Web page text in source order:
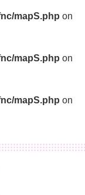
mapS.php on
mapS.php on
mapS.php on